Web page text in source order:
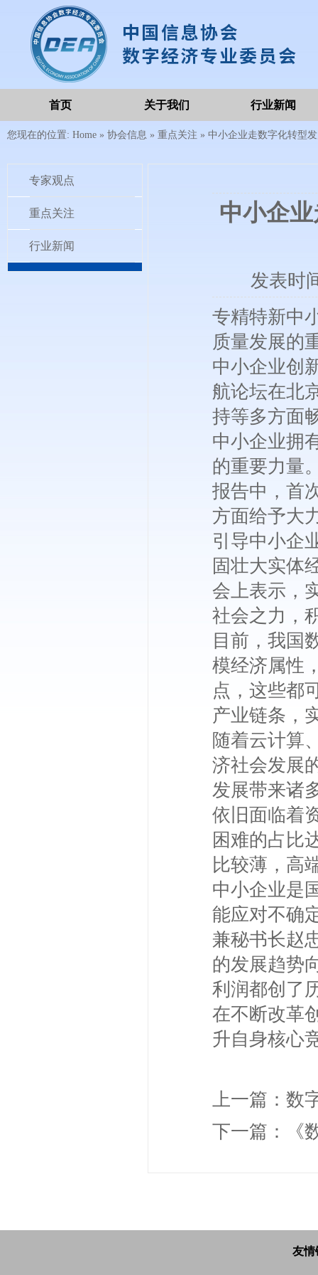
首页 关于我们 行业新闻
您现在的位置: Home » 协会信息 » 重点关注 » 中小企业走数字化转型
专家观点
重点关注
行业新闻
中小企
发表时
专精特新中
质量发展的
中小企业创
航论坛在北
持等多方面
中小企业拥
的重要力量
报告中，首
方面给予大
引导中小企
固壮大实体
会上表示，
社会之力，
目前，我国
模经济属性
点，这些都
产业链条，
随着云计算
济社会发展
发展带来诸
依旧面临着
困难的占比
比较薄，高
中小企业是
能应对不确
兼秘书长赵
的发展趋势
利润都创了
在不断改革
升自身核心
上一篇： 数
下一篇：
《
友情